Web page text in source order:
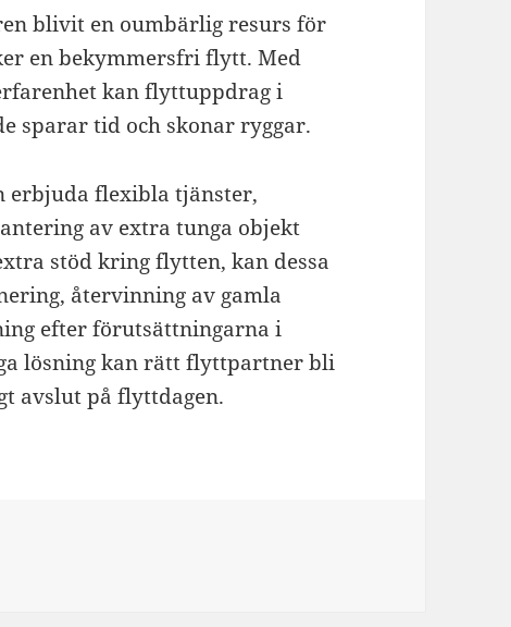
blivit en oumbärlig resurs för
en bekymmersfri flytt. Med
kan flyttuppdrag i
sparar tid och skonar ryggar.
erbjuda flexibla tjänster,
av extra tunga objekt
stöd kring flytten, kan dessa
återvinning av gamla
efter förutsättningarna i
lösning kan rätt flyttpartner bli
avslut på flyttdagen.